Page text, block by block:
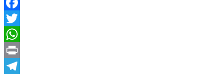
Facebook
Twitter
WhatsApp
Print